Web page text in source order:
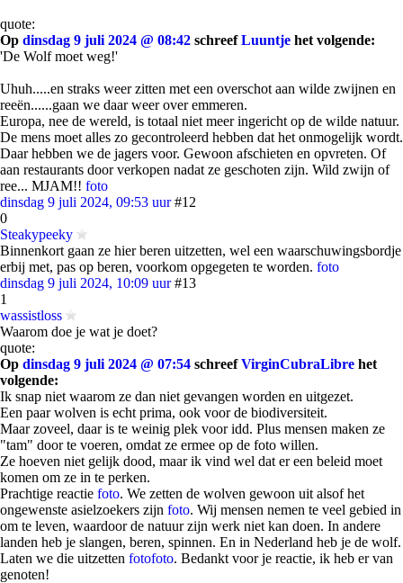
quote:
Op dinsdag 9 juli 2024 @ 08:42 schreefLuuntje het volgende:
'De Wolf moet weg!'
Uhuh.....en straks weer zitten met een overschot aan wilde zwijnen en
reeën......gaan we daar weer over emmeren.
Europa, nee de wereld, is totaal niet meer ingericht op de wilde natuur.
De mens moet alles zo gecontroleerd hebben dat het onmogelijk wordt.
Daar hebben we de jagers voor. Gewoon afschieten en opvreten. Of
aan restaurants door verkopen nadat ze geschoten zijn. Wild zwijn of
ree... MJAM!! foto
dinsdag 9 juli 2024, 09:53 uur #12
0
Steakypeeky
Binnenkort gaan ze hier beren uitzetten, wel een waarschuwingsbordje
erbij met, pas op beren, voorkom opgegeten te worden. foto
dinsdag 9 juli 2024, 10:09 uur #13
1
wassistloss
Waarom doe je wat je doet?
quote:
Op dinsdag 9 juli 2024 @ 07:54 schreefVirginCubraLibre het
volgende:
Ik snap niet waarom ze dan niet gevangen worden en uitgezet.
Een paar wolven is echt prima, ook voor de biodiversiteit.
Maar zoveel, daar is te weinig plek voor idd. Plus mensen maken ze
"tam" door te voeren, omdat ze ermee op de foto willen.
Ze hoeven niet gelijk dood, maar ik vind wel dat er een beleid moet
komen om ze in te perken.
Prachtige reactie foto. We zetten de wolven gewoon uit alsof het
ongewenste asielzoekers zijn foto. Wij mensen nemen te veel gebied in
om te leven, waardoor de natuur zijn werk niet kan doen. In andere
landen heb je slangen, beren, spinnen. En in Nederland heb je de wolf.
Laten we die uitzetten fotofoto. Bedankt voor je reactie, ik heb er van
genoten!